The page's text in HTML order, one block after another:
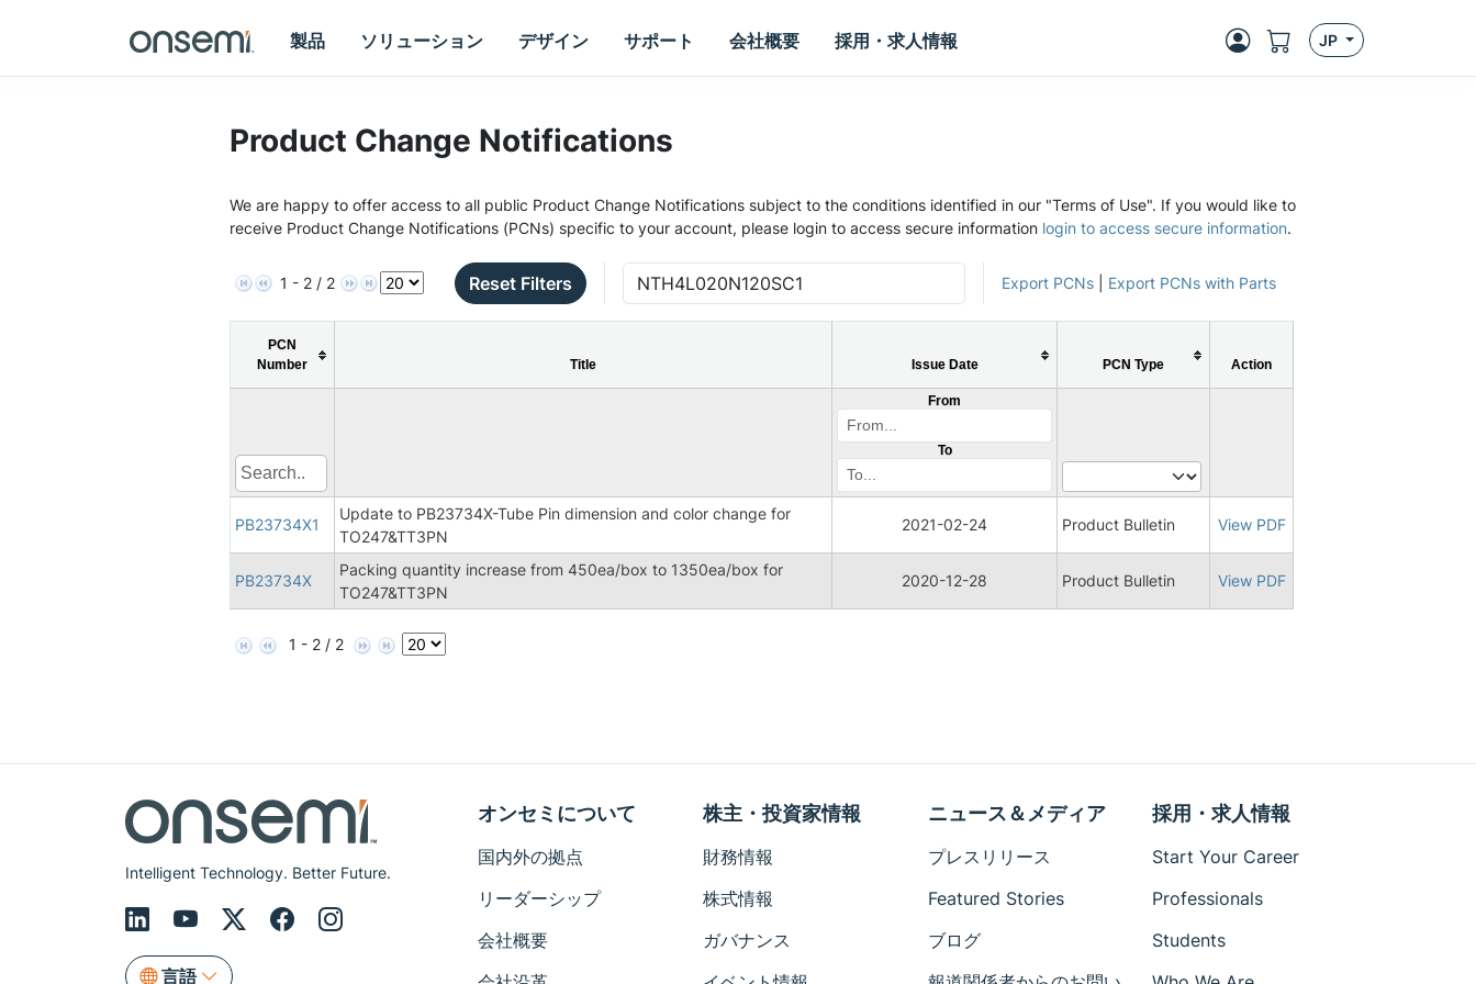
製品 ソリューション デザイン サポート 会社概要 採用・求人情報 JP
Product Change Notifications
We are happy to offer access to all public Product Change Notifications subject to the conditions identified in our "Terms of Use". If you would like to
receive Product Change Notifications (PCNs) specific to your account, please login to access secure information login to access secure information.
1 - 2 / 2 Reset Filters Export PCNs Export PCNs with Parts
PCN
Number
Title Issue Date PCN Type Action
From
To
PB23734X1
Update to PB23734X-Tube Pin dimension and color change for
TO247&TT3PN
2021-02-24 Product Bulletin View PDF
PB23734X
Packing quantity increase from 450ea/box to 1350ea/box for
TO247&TT3PN
2020-12-28 Product Bulletin View PDF
1 - 2 / 2
Intelligent Technology. Better Future.
言語
オンセミについて
国内外の拠点
リーダーシップ
会社概要
株主・投資家情報
財務情報
株式情報
ガバナンス
ニュース＆メディア
プレスリリース
Featured Stories
ブログ
採用・求人情報
Start Your Career
Professionals
Students